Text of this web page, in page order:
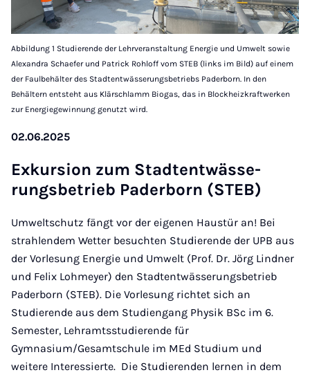
Abbildung 1 Studierende der Lehrveranstaltung Energie und Umwelt sowie
Alexandra Schaefer und Patrick Rohloff vom STEB (links im Bild) auf einem
der Faulbehälter des Stadtentwässerungsbetriebs Paderborn. In den
Behältern entsteht aus Klärschlamm Biogas, das in Blockheizkraftwerken
zur Energiegewinnung genutzt wird.
02.06.2025
Ex­kur­si­on zum Stadt­ent­wäs­se­
rungs­be­trieb Pa­der­born (STEB)
Umweltschutz fängt vor der eigenen Haustür an! Bei
strahlendem Wetter besuchten Studierende der UPB aus
der Vorlesung Energie und Umwelt (Prof. Dr. Jörg Lindner
und Felix Lohmeyer) den Stadtentwässerungsbetrieb
Paderborn (STEB). Die Vorlesung richtet sich an
Studierende aus dem Studiengang Physik BSc im 6.
Semester, Lehramtsstudierende für
Gymnasium/Gesamtschule im MEd Studium und
weitere Interessierte. Die Studierenden lernen in dem